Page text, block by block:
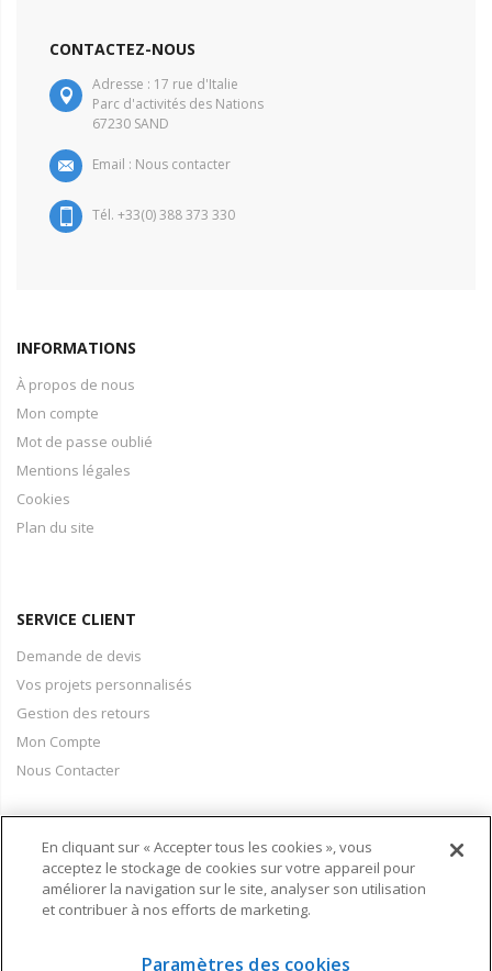
CONTACTEZ-NOUS
Adresse : 17 rue d'Italie
Parc d'activités des Nations
67230 SAND
Email : Nous contacter
Tél. +33(0) 388 373 330
INFORMATIONS
À propos de nous
Mon compte
Mot de passe oublié
Mentions légales
Cookies
Plan du site
SERVICE CLIENT
Demande de devis
Vos projets personnalisés
Gestion des retours
Mon Compte
Nous Contacter
PAIEMENT & LIVRAISON
Conditions Générales de Vente
Informations livraison
En cliquant sur « Accepter tous les cookies », vous
acceptez le stockage de cookies sur votre appareil pour
améliorer la navigation sur le site, analyser son utilisation
et contribuer à nos efforts de marketing.
Paramètres des cookies